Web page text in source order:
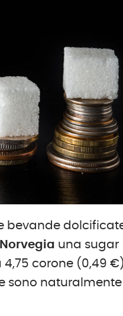
bevande
Norvegia una sugar
corone (0,49
sono naturalmente